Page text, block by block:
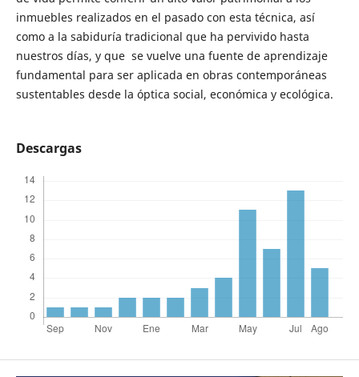
inmuebles realizados en el pasado con esta técnica, así
como a la sabiduría tradicional que ha pervivido hasta
nuestros días, y que se vuelve una fuente de aprendizaje
fundamental para ser aplicada en obras contemporáneas
sustentables desde la óptica social, económica y ecológica.
Descargas